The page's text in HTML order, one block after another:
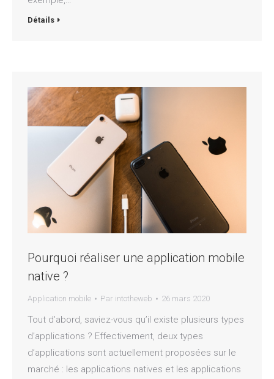
Détails
Pourquoi réaliser une application mobile
native ?
Application mobile Par intotheweb 26 mars 2020
Tout d’abord, saviez-vous qu’il existe plusieurs types
d’applications ? Effectivement, deux types
d’applications sont actuellement proposées sur le
marché : les applications natives et les applications